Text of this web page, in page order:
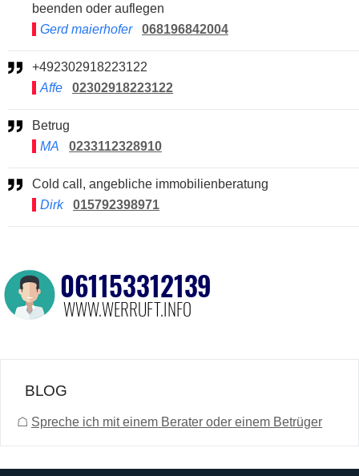
beenden oder auflegen
Gerd maierhofer
068196842004
+492302918223122
Affe
02302918223122
Betrug
MA
0233112328910
Cold call, angebliche immobilienberatung
Dirk
015792398971
BLOG
☖ Spreche ich mit einem Berater oder einem Betrüger